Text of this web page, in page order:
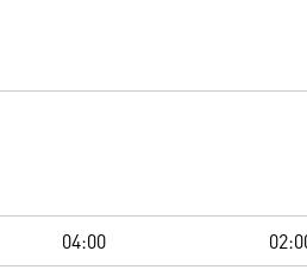
04:00